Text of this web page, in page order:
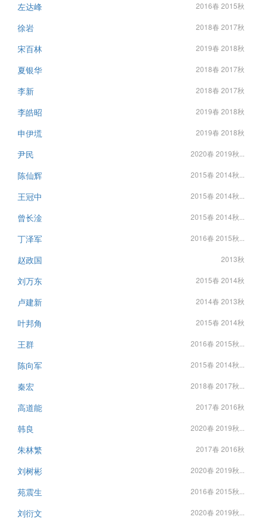
左达峰 2016春 2015秋
徐岩 2018春 2017秋
宋百林 2019春 2018秋
夏银华 2018春 2017秋
李新 2018春 2017秋
李皓昭 2019春 2018秋
申伊塃 2019春 2018秋
尹民 2020春 2019秋...
陈仙辉 2015春 2014秋...
王冠中 2015春 2014秋...
曾长淦 2015春 2014秋...
丁泽军 2016春 2015秋...
赵政国 2013秋
刘万东 2015春 2014秋
卢建新 2014春 2013秋
叶邦角 2015春 2014秋
王群 2016春 2015秋...
陈向军 2015春 2014秋...
秦宏 2018春 2017秋...
高道能 2017春 2016秋
韩良 2020春 2019秋...
朱林繁 2017春 2016秋
刘树彬 2020春 2019秋...
苑震生 2016春 2015秋...
刘衍文 2020春 2019秋...